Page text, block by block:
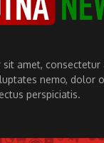
amet, consectetur
nemo, dolor
perspiciatis.